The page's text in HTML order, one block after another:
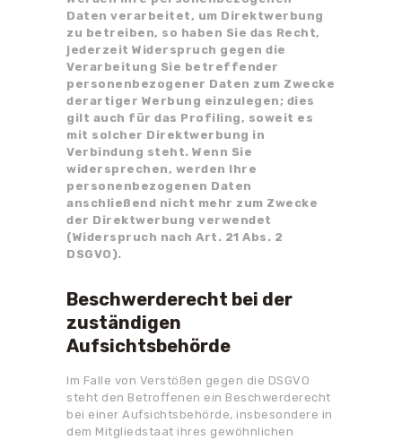
Daten verarbeitet, um Direktwerbung
zu betreiben, so haben Sie das Recht,
jederzeit Widerspruch gegen die
Verarbeitung Sie betreffender
personenbezogener Daten zum Zwecke
derartiger Werbung einzulegen; dies
gilt auch für das Profiling, soweit es
mit solcher Direktwerbung in
Verbindung steht. Wenn Sie
widersprechen, werden Ihre
personenbezogenen Daten
anschließend nicht mehr zum Zwecke
der Direktwerbung verwendet
(Widerspruch nach Art. 21 Abs. 2
DSGVO).
Beschwerderecht bei der
zuständigen
Aufsichtsbehörde
Im Falle von Verstößen gegen die DSGVO
steht den Betroffenen ein Beschwerderecht
bei einer Aufsichtsbehörde, insbesondere in
dem Mitgliedstaat ihres gewöhnlichen